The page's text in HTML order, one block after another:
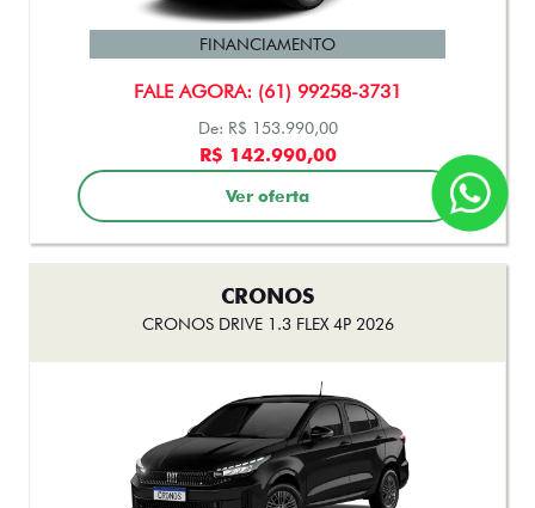
FALE AGORA: (61) 99258-3731
FINANCIAMENTO
De: R$ 153.990,00
R$ 142.990,00
Ver oferta
CRONOS
CRONOS DRIVE 1.3 FLEX 4P 2026